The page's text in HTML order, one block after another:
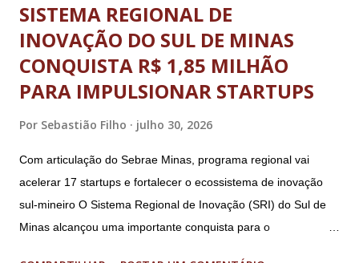
SISTEMA REGIONAL DE
INOVAÇÃO DO SUL DE MINAS
CONQUISTA R$ 1,85 MILHÃO
PARA IMPULSIONAR STARTUPS
Por Sebastião Filho julho 30, 2026
Com articulação do Sebrae Minas, programa regional vai
acelerar 17 startups e fortalecer o ecossistema de inovação
sul-mineiro O Sistema Regional de Inovação (SRI) do Sul de
Minas alcançou uma importante conquista para o